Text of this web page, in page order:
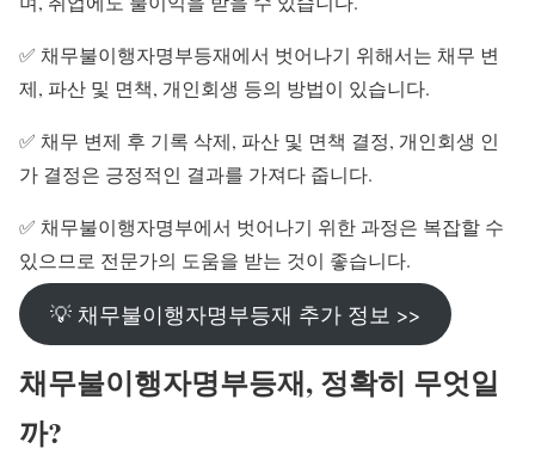
✅ 채무불이행자명부등재에서 벗어나기 위해서는 채무 변
제, 파산 및 면책, 개인회생 등의 방법이 있습니다.
✅ 채무 변제 후 기록 삭제, 파산 및 면책 결정, 개인회생 인
가 결정은 긍정적인 결과를 가져다 줍니다.
✅ 채무불이행자명부에서 벗어나기 위한 과정은 복잡할 수
있으므로 전문가의 도움을 받는 것이 좋습니다.
💡 채무불이행자명부등재 추가 정보 >>
채무불이행자명부등재, 정확히 무엇일
까?